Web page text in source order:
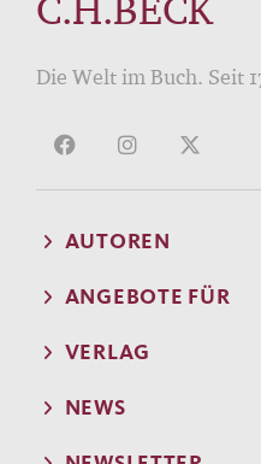
Die Welt im Buch. Seit
AUTOREN
ANGEBOTE FÜR
VERLAG
NEWS